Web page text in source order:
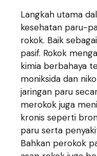
Langkah utama
kesehatan paru-
rokok. Baik
pasif. Rokok
kimia berbahaya
moniksida dan
jaringan paru
merokok juga
kronis seperti
paru serta
Bahkan perokok